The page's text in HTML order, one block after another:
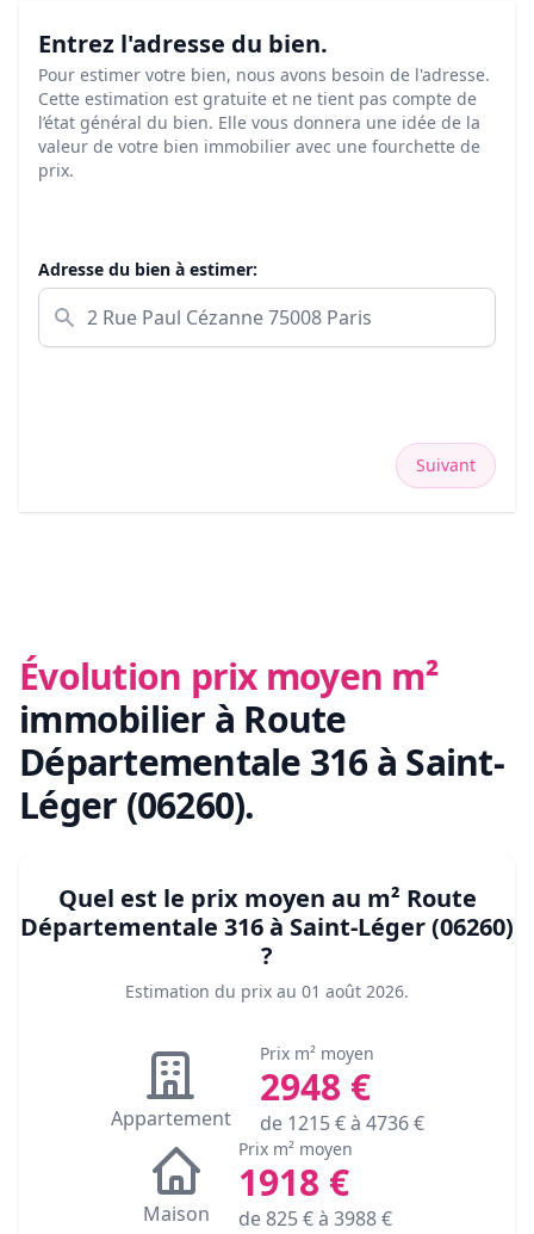
Entrez l'adresse du bien.
Pour estimer votre bien, nous avons besoin de l'adresse.
Cette estimation est gratuite et ne tient pas compte de
l’état général du bien. Elle vous donnera une idée de la
valeur de votre bien immobilier avec une fourchette de
prix.
Adresse du bien à estimer:
Suivant
Évolution prix moyen m²
immobilier à Route
Départementale 316 à Saint-
Léger (06260).
Quel est le prix moyen au m² Route
Départementale 316 à Saint-Léger (06260)
?
Estimation du prix au 01 août 2026.
Appartement
Prix m² moyen
2948 €
de 1215€ à 4736€
Maison
Prix m² moyen
1918 €
de825€ à 3988€